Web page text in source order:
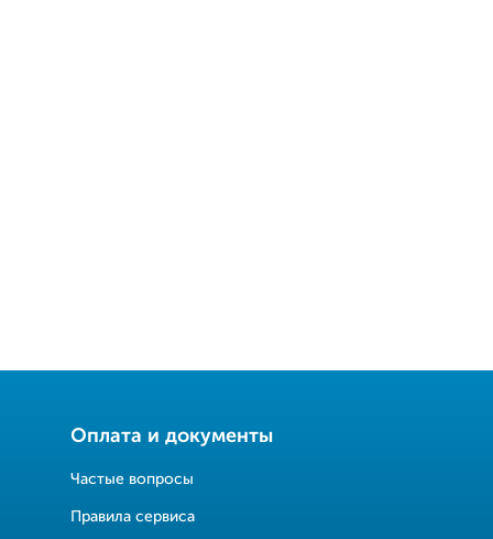
Оплата и документы
Частые вопросы
Правила сервиса